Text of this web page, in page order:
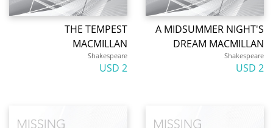
A MIDSUMMER NIGHT'S
DREAM MACMILLAN
Shakespeare
2 USD
THE TEMPEST
MACMILLAN
Shakespeare
2 USD